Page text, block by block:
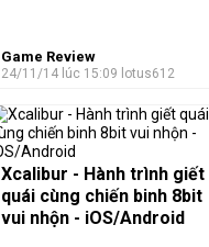
Game Review
24/11/14 lúc 15:09 lotus612
Xcalibur - Hành trình giết
quái cùng chiến binh 8bit
vui nhộn - iOS/Android